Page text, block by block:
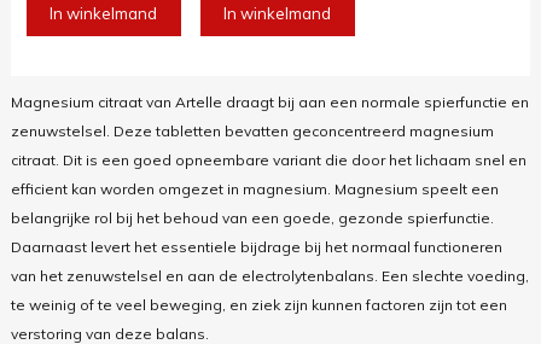
In winkelmand In winkelmand
Magnesium citraat van Artelle draagt bij aan een normale spierfunctie en
zenuwstelsel. Deze tabletten bevatten geconcentreerd magnesium
citraat. Dit is een goed opneembare variant die door het lichaam snel en
efficient kan worden omgezet in magnesium. Magnesium speelt een
belangrijke rol bij het behoud van een goede, gezonde spierfunctie.
Daarnaast levert het essentiele bijdrage bij het normaal functioneren
van het zenuwstelsel en aan de electrolytenbalans. Een slechte voeding,
te weinig of te veel beweging, en ziek zijn kunnen factoren zijn tot een
verstoring van deze balans.